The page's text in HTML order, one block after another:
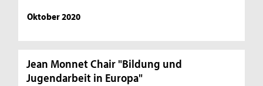
Oktober 2020
Jean Monnet Chair "Bildung und
Jugendarbeit in Europa"